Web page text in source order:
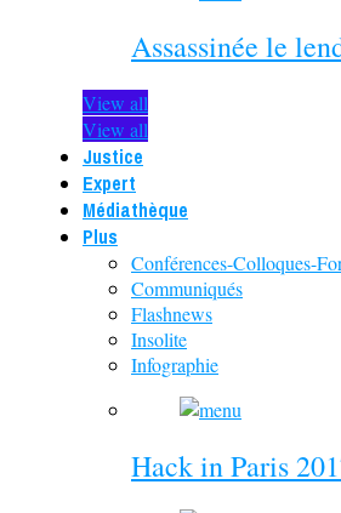
Assassinée le
View all
View all
Justice
Expert
Médiathèque
Plus
Conférences-Colloques-
Communiqués
Flashnews
Insolite
Infographie
Hack in Paris